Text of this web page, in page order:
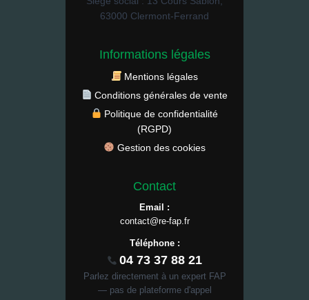
63000 Clermont-Ferrand
Informations légales
Mentions légales
Conditions générales de vente
Politique de confidentialité
(RGPD)
Gestion des cookies
Contact
Email :
contact@re-fap.fr
Téléphone :
04 73 37 88 21
Parlez directement à un expert FAP
— pas de plateforme d'appel